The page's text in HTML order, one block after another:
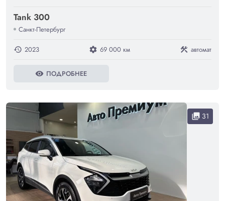
Tank 300
Санкт-Петербург
history 2023 settings 69 000 км construction автомат
visibility ПОДРОБНЕЕ
collections 31